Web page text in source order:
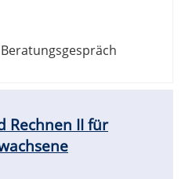
Rechnen II für